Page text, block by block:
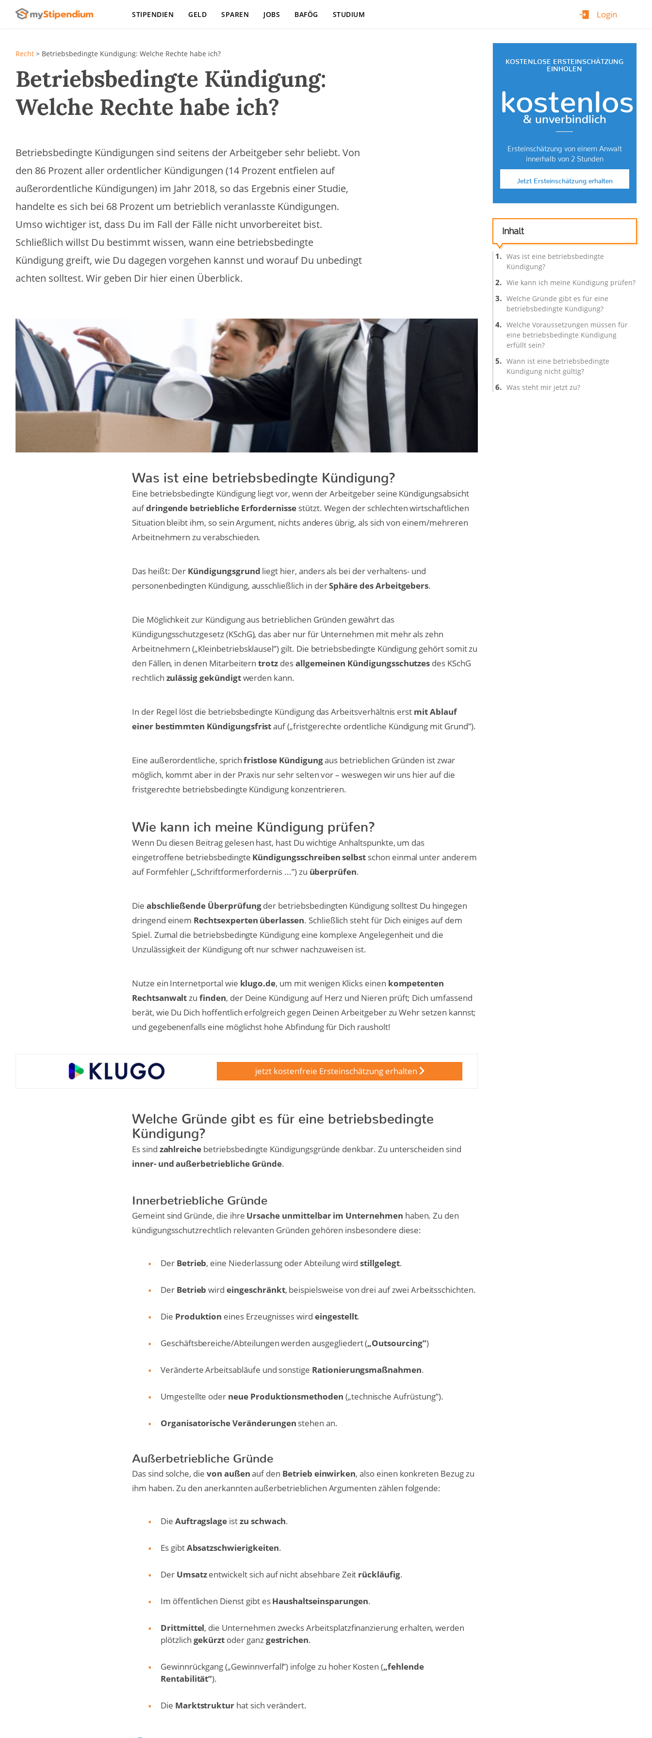
Login
STIPENDIEN GELD SPAREN JOBS BAFÖG STUDIUM
Recht > Betriebsbedingte Kündigung: Welche Rechte habe ich?
Betriebsbedingte Kündigung:
Welche Rechte habe ich?
Betriebsbedingte Kündigungen sind seitens der Arbeitgeber sehr beliebt. Von
den 86 Prozent aller ordentlicher Kündigungen (14 Prozent entfielen auf
außerordentliche Kündigungen) im Jahr 2018, so das Ergebnis einer Studie,
handelte es sich bei 68 Prozent um betrieblich veranlasste Kündigungen.
Umso wichtiger ist, dass Du im Fall der Fälle nicht unvorbereitet bist.
Schließlich willst Du bestimmt wissen, wann eine betriebsbedingte
Kündigung greift, wie Du dagegen vorgehen kannst und worauf Du unbedingt
achten solltest. Wir geben Dir hier einen Überblick.
Was ist eine betriebsbedingte Kündigung?
Eine betriebsbedingte Kündigung liegt vor, wenn der Arbeitgeber seine Kündigungsabsicht
aufdringende betriebliche Erfordernissestützt. Wegen der schlechten wirtschaftlichen
Situation bleibt ihm, so sein Argument, nichts anderes übrig, als sich von einem/mehreren
Arbeitnehmern zu verabschieden.
Das heißt: Der Kündigungsgrund liegt hier, anders als bei der verhaltens- und
personenbedingten Kündigung, ausschließlich in derSphäre des Arbeitgebers.
Die Möglichkeit zur Kündigung aus betrieblichen Gründen gewährt das
Kündigungsschutzgesetz (KSchG), das aber nur für Unternehmen mit mehr als zehn
Arbeitnehmern („Kleinbetriebsklausel”) gilt. Die betriebsbedingte Kündigung gehört somit zu
den Fällen, in denen Mitarbeiterntrotz desallgemeinen Kündigungsschutzes des KSchG
rechtlich zulässig gekündigtwerden kann.
In der Regel löst die betriebsbedingte Kündigung das Arbeitsverhältnis erst mit Ablauf
einer bestimmten Kündigungsfristauf („fristgerechte ordentliche Kündigung mit Grund”).
Eine außerordentliche, sprichfristlose Kündigungaus betrieblichen Gründen ist zwar
möglich, kommt aber in der Praxis nur sehr selten vor – weswegen wir uns hier auf die
fristgerechte betriebsbedingte Kündigung konzentrieren.
Wie kann ich meine Kündigung prüfen?
Wenn Du diesen Beitrag gelesen hast, hast Du wichtige Anhaltspunkte, um das
eingetroffene betriebsbedingte Kündigungsschreiben selbst schon einmal unter anderem
auf Formfehler („Schriftformerfordernis ...”) zu überprüfen.
Die abschließende Überprüfungder betriebsbedingten Kündigung solltest Du hingegen
dringend einem Rechtsexperten überlassen. Schließlich steht für Dich einiges auf dem
Spiel. Zumal die betriebsbedingte Kündigung eine komplexe Angelegenheit und die
Unzulässigkeit der Kündigung oft nur schwer nachzuweisen ist.
Nutze ein Internetportal wie klugo.de, um mit wenigen Klicks einen kompetenten
Rechtsanwaltzufinden, der Deine Kündigung auf Herz und Nieren prüft; Dich umfassend
berät, wie Du Dich hoffentlich erfolgreich gegen Deinen Arbeitgeber zu Wehr setzen kannst;
und gegebenenfalls eine möglichst hohe Abfindung für Dich rausholt!
jetzt kostenfreie Ersteinschätzung erhalten
Welche Gründe gibt es für eine betriebsbedingte
Kündigung?
Es sind zahlreiche betriebsbedingte Kündigungsgründe denkbar. Zu unterscheiden sind
inner- und außerbetriebliche Gründe.
Innerbetriebliche Gründe
Gemeint sind Gründe, die ihre Ursache unmittelbar im Unternehmen haben. Zu den
kündigungsschutzrechtlich relevanten Gründen gehören insbesondere diese:
Der Betrieb, eine Niederlassung oder Abteilung wirdstillgelegt.
Der Betrieb wirdeingeschränkt, beispielsweise von drei auf zwei Arbeitsschichten.
Die Produktion eines Erzeugnisses wirdeingestellt.
Geschäftsbereiche/Abteilungen werden ausgegliedert („Outsourcing”)
Veränderte Arbeitsabläufe und sonstige Rationierungsmaßnahmen.
Umgestellte oder neue Produktionsmethoden („technische Aufrüstung”).
Organisatorische Veränderungen stehen an.
Außerbetriebliche Gründe
Das sind solche, die von außenauf den Betrieb einwirken, also einen konkreten Bezug zu
ihm haben. Zu den anerkannten außerbetrieblichen Argumenten zählen folgende:
Die Auftragslage istzu schwach.
Es gibtAbsatzschwierigkeiten.
Der Umsatzentwickelt sich auf nicht absehbare Zeit rückläufig.
Im öffentlichen Dienst gibt esHaushaltseinsparungen.
Drittmittel, die Unternehmen zwecks Arbeitsplatzfinanzierung erhalten, werden
plötzlich gekürzt oder ganzgestrichen.
Gewinnrückgang („Gewinnverfall”) infolge zu hoher Kosten („fehlende
Rentabilität”).
Die Marktstruktur hat sich verändert.
KOSTENLOSE ERSTEINSCHÄTZUNG
EINHOLEN
kostenlos
& unverbindlich
Ersteinschätzung von einem Anwalt
innerhalb von 2 Stunden
Jetzt Ersteinschätzung erhalten
Inhalt
Was ist eine betriebsbedingte
Kündigung?
Wie kann ich meine Kündigung prüfen?
Welche Gründe gibt es für eine
betriebsbedingte Kündigung?
Welche Voraussetzungen müssen für
eine betriebsbedingte Kündigung
erfüllt sein?
Wann ist eine betriebsbedingte
Kündigung nicht gültig?
Was steht mir jetzt zu?